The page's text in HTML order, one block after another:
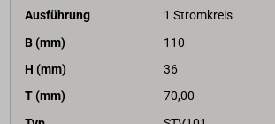
Passendes Zubehör: Reihenklemmen mit
Ausführung
1 Stromkreis
B (mm)
110
H (mm)
36
T (mm)
70,00